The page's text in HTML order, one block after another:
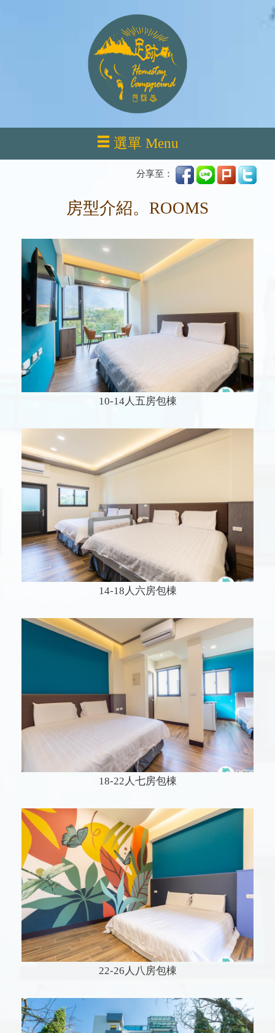
選單 Menu
分享至：
房型介紹。ROOMS
10-14人五房包棟
14-18人六房包棟
18-22人七房包棟
22-26人八房包棟